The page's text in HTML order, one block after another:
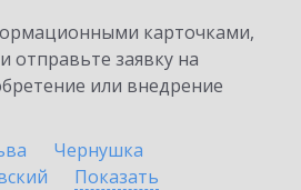
карточками,
отправьте заявку на
или внедрение
Чернушка
Показать